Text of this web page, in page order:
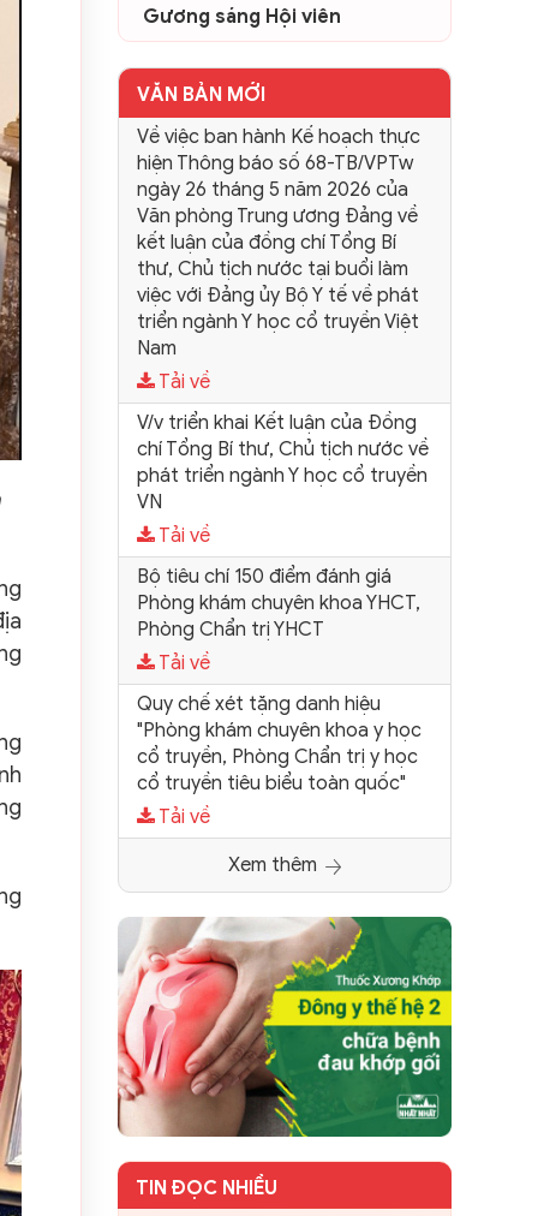
Gương sáng Hội viên
VĂN BẢN MỚI
Về việc ban hành Kế hoạch thực
hiện Thông báo số 68-TB/VPTw
ngày 26 tháng 5 năm 2026 của
Văn phòng Trung ương Đảng về
kết luận của đồng chí Tổng Bí
thư, Chủ tịch nước tại buổi làm
việc với Đảng ủy Bộ Y tế về phát
triển ngành Y học cổ truyền Việt
Nam
Tải về
V/v triển khai Kết luận của Đồng
chí Tổng Bí thư, Chủ tịch nước về
phát triển ngành Y học cổ truyền
VN
Tải về
Bộ tiêu chí 150 điểm đánh giá
Phòng khám chuyên khoa YHCT,
Phòng Chẩn trị YHCT
Tải về
Quy chế xét tặng danh hiệu
"Phòng khám chuyên khoa y học
cổ truyền, Phòng Chẩn trị y học
cổ truyền tiêu biểu toàn quốc"
Tải về
Xem thêm
TIN ĐỌC NHIỀU